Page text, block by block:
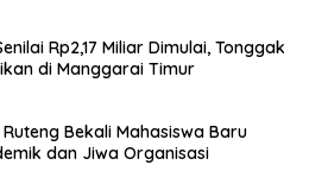
Rp2,17 Miliar Dimulai, Tonggak
di Manggarai Timur
Ruteng Bekali Mahasiswa Baru
dan Jiwa Organisasi